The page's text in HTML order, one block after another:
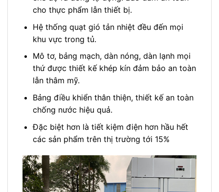
cho thực phẩm lẫn thiết bị.
Hệ thống quạt gió tản nhiệt đều đến mọi
khu vực trong tủ.
Mô tơ, bảng mạch, dàn nóng, dàn lạnh mọi
thứ được thiết kế khép kín đảm bảo an toàn
lẫn thâm mỹ.
Bảng điều khiển thân thiện, thiết kế an toàn
chống nước hiệu quả.
Đặc biệt hơn là tiết kiệm điện hơn hầu hết
các sản phẩm trên thị trường tới 15%